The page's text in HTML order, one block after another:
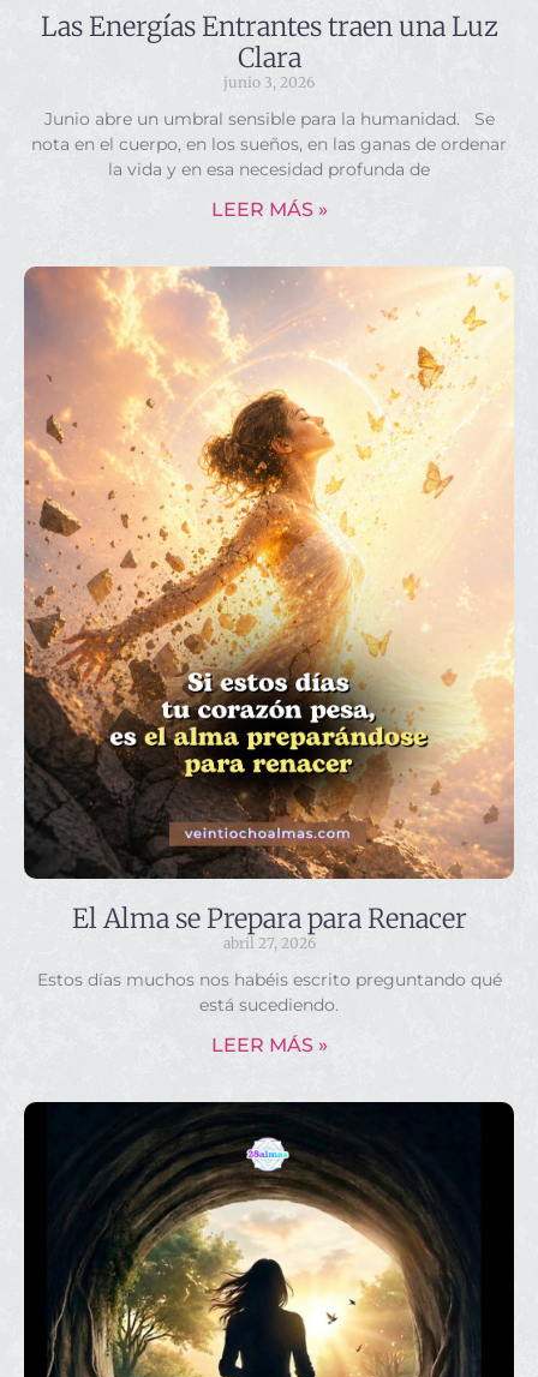
Las Energías Entrantes traen una Luz
Clara
junio 3, 2026
Junio abre un umbral sensible para la humanidad. Se
nota en el cuerpo, en los sueños, en las ganas de ordenar
la vida y en esa necesidad profunda de
LEER MÁS »
El Alma se Prepara para Renacer
abril 27, 2026
Estos días muchos nos habéis escrito preguntando qué
está sucediendo.
LEER MÁS »